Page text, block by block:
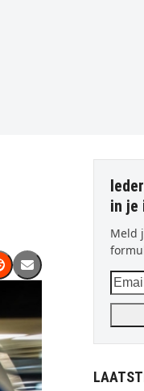
in je
Meld
Email